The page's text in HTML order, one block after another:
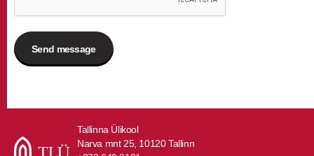
Tallinna Ülikool
Narva mnt 25, 10120 Tallinn